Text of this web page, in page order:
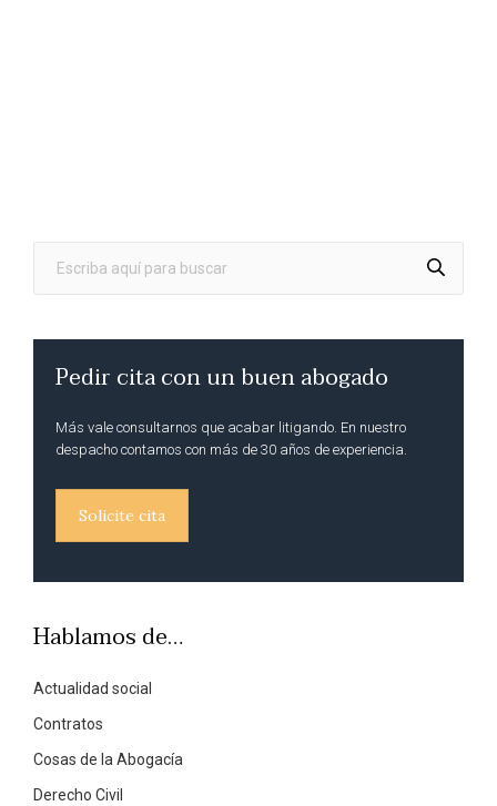
Pedir cita con un buen abogado
Más vale consultarnos que acabar litigando. En nuestro
despacho contamos con más de 30 años de experiencia.
Solicite cita
Hablamos de…
Actualidad social
Contratos
Cosas de la Abogacía
Derecho Civil